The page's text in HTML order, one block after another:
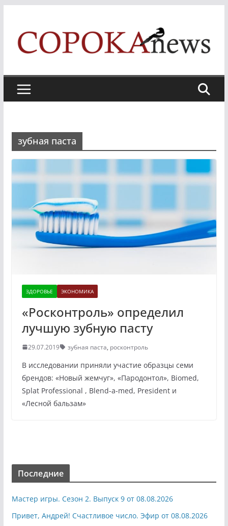
content
зубная паста
ЗДОРОВЬЕ ЭКОНОМИКА
«Росконтроль» определил
лучшую зубную пасту
29.07.2019 зубная паста, росконтроль
В исследовании приняли участие образцы семи
брендов: «Новый жемчуг», «Пародонтол», Biomed,
Splat Professional , Blend-a-med, President и
«Лесной бальзам»
Последние
Мастер игры. Сезон 2. Выпуск 9 от 08.08.2026
Привет, Андрей! Счастливое число. Эфир от 08.08.2026